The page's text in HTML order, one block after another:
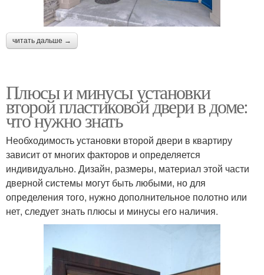
читать дальше →
Плюсы и минусы установки
второй пластиковой двери в доме:
что нужно знать
Необходимость установки второй двери в квартиру
зависит от многих факторов и определяется
индивидуально. Дизайн, размеры, материал этой части
дверной системы могут быть любыми, но для
определения того, нужно дополнительное полотно или
нет, следует знать плюсы и минусы его наличия.